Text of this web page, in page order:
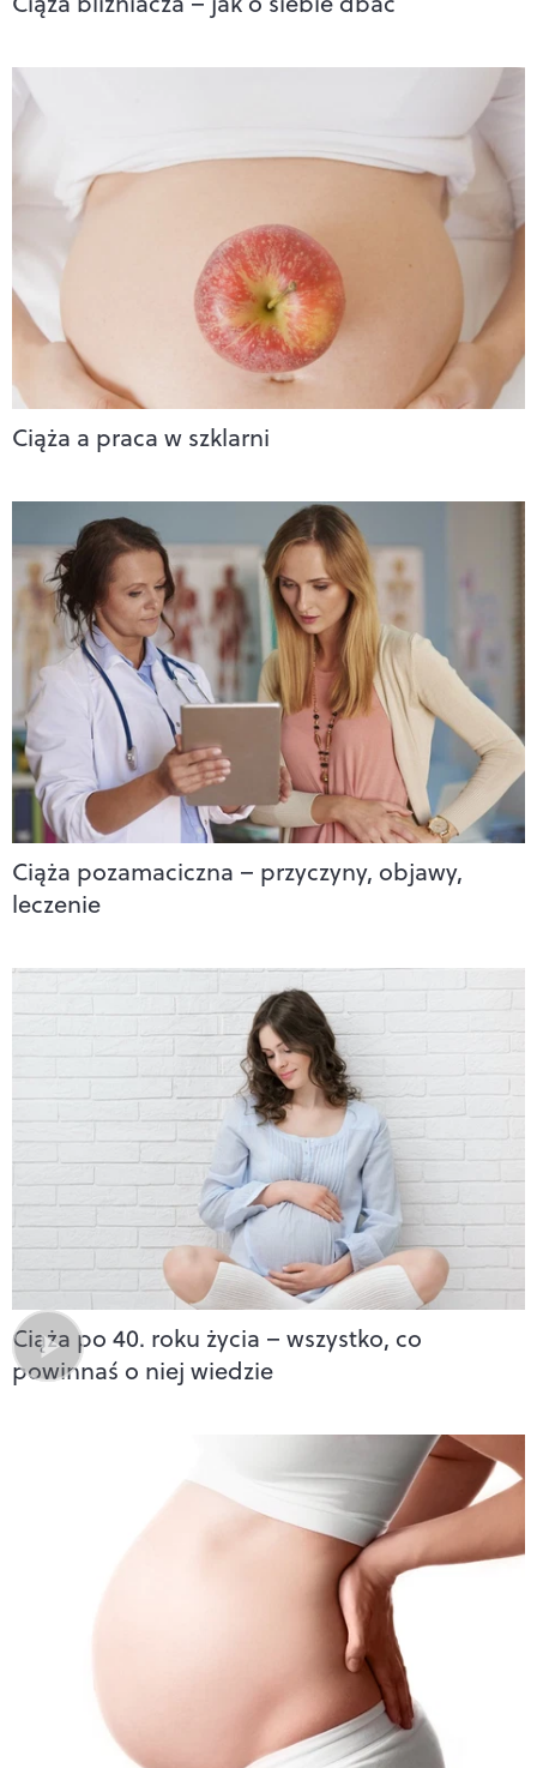
Ciąża a praca w szklarni
Ciąża pozamaciczna – przyczyny, objawy,
leczenie
Ciąża po 40. roku życia – wszystko, co
powinnaś o niej wiedzie